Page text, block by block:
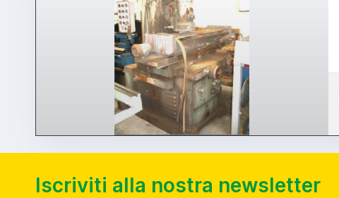
Iscriviti alla nostra newsletter